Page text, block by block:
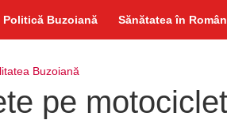
Politică Buzoiană Sănătatea în
Buzoiană
pe